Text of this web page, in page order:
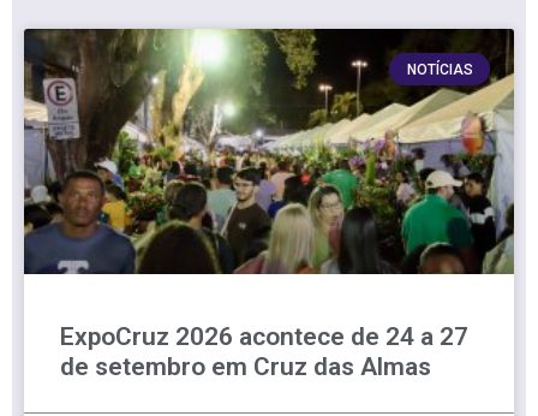
NOTÍCIAS
ExpoCruz 2026 acontece de 24 a 27
de setembro em Cruz das Almas